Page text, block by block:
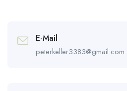
E-Mail
peterkeller3383@gmail.com